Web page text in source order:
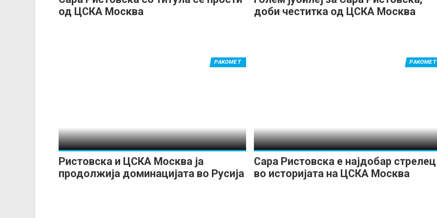
од ЦСКА Москва
доби честитка од ЦСКА Москва
Ристовска и ЦСКА Москва ја
продолжија доминацијата во Русија
РАКОМЕТ
Сара Ристовска е најдобар стрелец
во историјата на ЦСКА Москва
РАКОМЕТ